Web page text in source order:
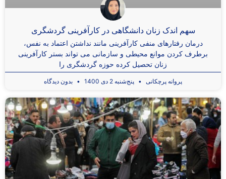
سهم اندک زنان دانشگاهی در کارآفرینی گردشگری
درمان رفتارهای منفی کارآفرینی مانند نداشتن اعتماد به نفس،
برطرف کردن موانع محیطی و سازمانی می تواند بستر کارآفرینی
زنان تحصیل کرده حوزه گردشگری را
پروانه پرچکانی پنج‌شنبه 2 دی 1400 بدون دیدگاه